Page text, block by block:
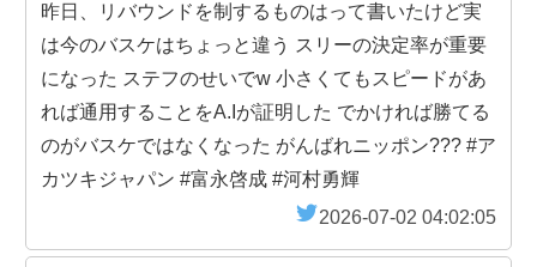
昨日、リバウンドを制するものはって書いたけど実
は今のバスケはちょっと違う スリーの決定率が重要
になった ステフのせいでw 小さくてもスピードがあ
れば通用することをA.Iが証明した でかければ勝てる
のがバスケではなくなった がんばれニッポン??? #ア
カツキジャパン #富永啓成 #河村勇輝
2026-07-02 04:02:05